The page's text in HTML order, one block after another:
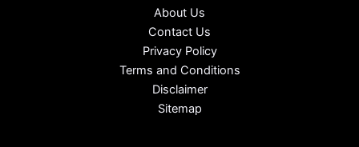
About Us
Contact Us
Privacy Policy
Terms and Conditions
Disclaimer
Sitemap